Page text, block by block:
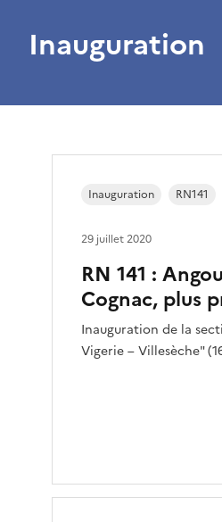
Inauguration
RN 141 :
Cognac, plus
Inauguration de la
Vigerie – Villesèche"
Inauguration RN141
29 juillet 2020